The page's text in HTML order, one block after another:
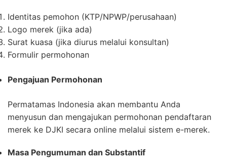
Identitas pemohon (KTP/NPWP/perusahaan)
Logo merek (jika ada)
Surat kuasa (jika diurus melalui konsultan)
Formulir permohonan
Pengajuan Permohonan
Permatamas Indonesia akan membantu Anda
menyusun dan mengajukan permohonan pendaftaran
merek ke DJKI secara online melalui sistem e-merek.
Masa Pengumuman dan Substantif